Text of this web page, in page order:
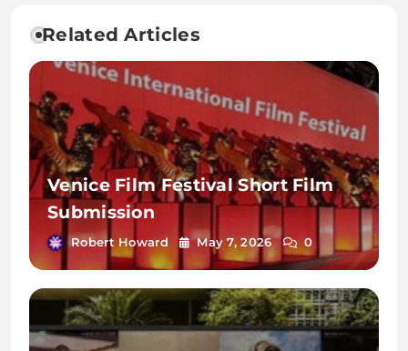
Related Articles
Venice Film Festival Short Film
Submission
Robert Howard May 7, 2026 0